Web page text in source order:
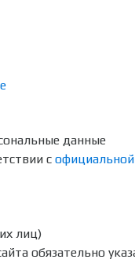
данные
с официальной
обязательно